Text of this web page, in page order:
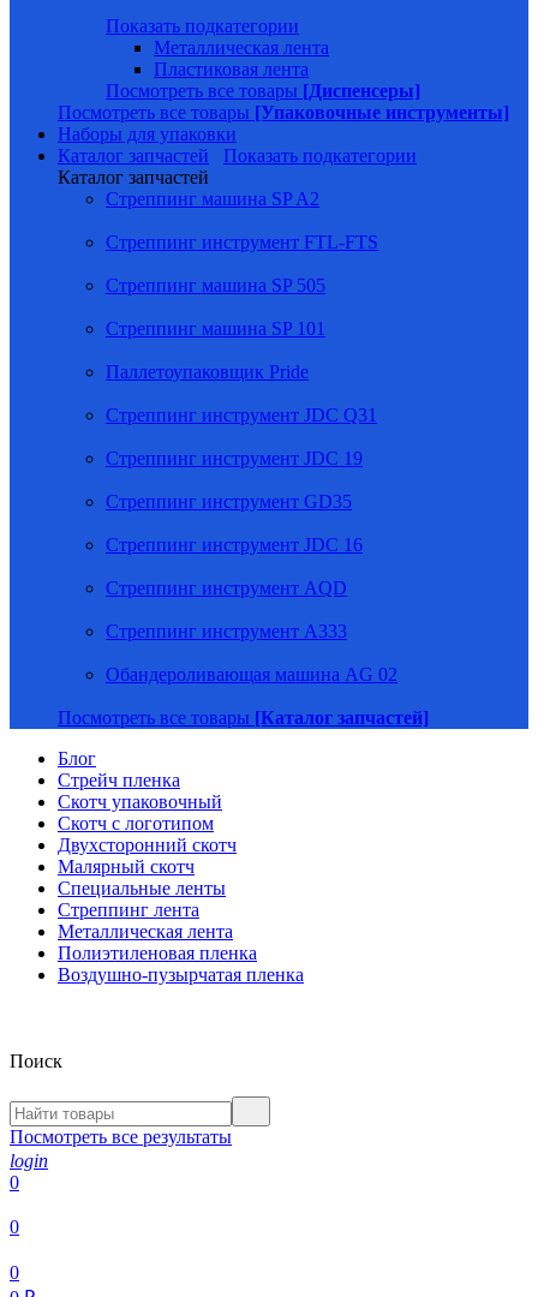
Показать подкатегории
Металлическая лента
Пластиковая лента
Посмотреть все товары [Диспенсеры]
Посмотреть все товары [Упаковочные инструменты]
Наборы для упаковки
Каталог запчастей
Показать подкатегории
Каталог запчастей
Стреппинг машина SP A2
Стреппинг инструмент FTL-FTS
Стреппинг машина SP 505
Стреппинг машина SP 101
Паллетоупаковщик Pride
Стреппинг инструмент JDC Q31
Стреппинг инструмент JDC 19
Стреппинг инструмент GD35
Стреппинг инструмент JDC 16
Стреппинг инструмент AQD
Стреппинг инструмент A333
Обандероливающая машина AG 02
Посмотреть все товары [Каталог запчастей]
Блог
Стрейч пленка
Скотч упаковочный
Скотч с логотипом
Двухсторонний скотч
Малярный скотч
Специальные ленты
Стреппинг лента
Металлическая лента
Полиэтиленовая пленка
Воздушно-пузырчатая пленка
Поиск
Посмотреть все результаты
login
0
0
0